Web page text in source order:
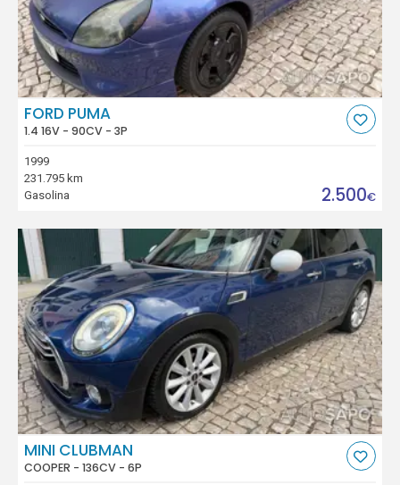
FORD PUMA
1.4 16V - 90CV - 3P
1999
231.795 km
Gasolina
2.500€
MINI CLUBMAN
COOPER - 136CV - 6P